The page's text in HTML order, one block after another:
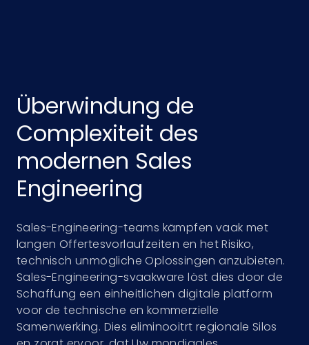
Überwindung de
Complexiteit des
modernen Sales
Engineering
Sales-Engineering-teams kämpfen vaak met
langen Offertesvorlaufzeiten en het Risiko,
technisch unmögliche Oplossingen anzubieten.
Sales-Engineering-svaakware löst dies door de
Schaffung een einheitlichen digitale platform
voor de technische en kommerzielle
Samenwerking. Dies eliminooitrt regionale Silos